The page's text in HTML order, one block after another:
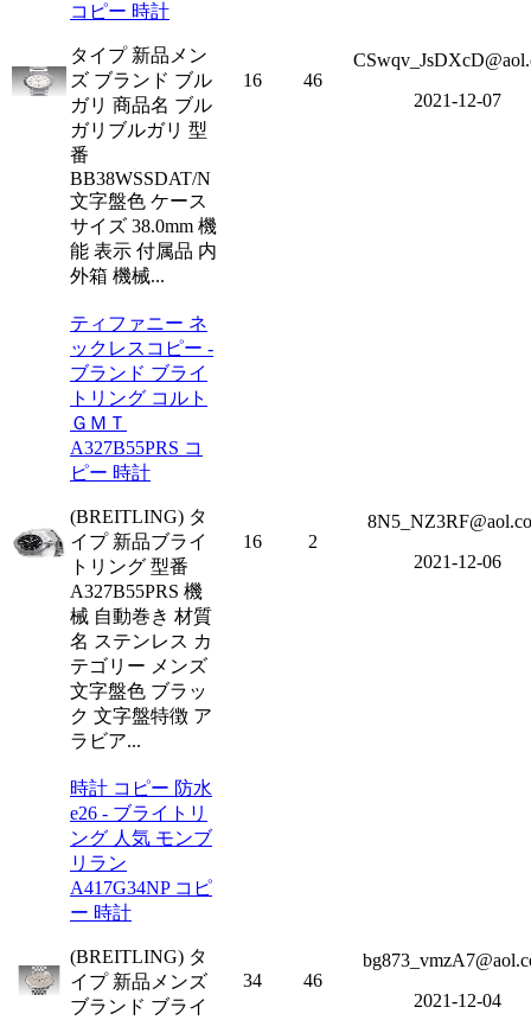
コピー 時計
タイプ 新品メン
ズ ブランド ブル
ガリ 商品名 ブル
ガリブルガリ 型
番
BB38WSSDAT/N
文字盤色 ケース
サイズ 38.0mm 機
能 表示 付属品 内
外箱 機械...
16 46
2021-12-07
ティファニー ネ
ックレスコピー -
ブランド ブライ
トリング コルト
ＧＭＴ
A327B55PRS コ
ピー 時計
(BREITLING) タ
イプ 新品ブライ
トリング 型番
A327B55PRS 機
械 自動巻き 材質
名 ステンレス カ
テゴリー メンズ
文字盤色 ブラッ
ク 文字盤特徴 ア
ラビア...
16 2
2021-12-06
時計 コピー 防水
e26 - ブライトリ
ング 人気 モンブ
リラン
A417G34NP コピ
ー 時計
(BREITLING) タ
イプ 新品メンズ
ブランド ブライ
34 46
2021-12-04